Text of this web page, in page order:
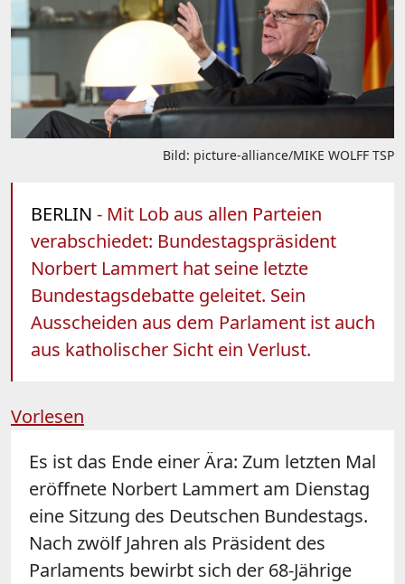
Bild: picture-alliance/MIKE WOLFF TSP
BERLIN - Mit Lob aus allen Parteien
verabschiedet: Bundestagspräsident
Norbert Lammert hat seine letzte
Bundestagsdebatte geleitet. Sein
Ausscheiden aus dem Parlament ist auch
aus katholischer Sicht ein Verlust.
Vorlesen
Es ist das Ende einer Ära: Zum letzten Mal
eröffnete Norbert Lammert am Dienstag
eine Sitzung des Deutschen Bundestags.
Nach zwölf Jahren als Präsident des
Parlaments bewirbt sich der 68-Jährige